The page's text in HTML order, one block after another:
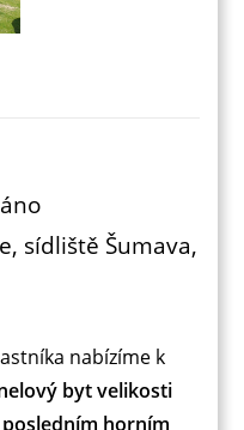
sídliště Šumava,
nabízíme k
byt velikosti
posledním horním